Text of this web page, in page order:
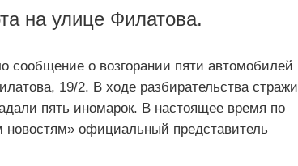
на улице Филатова.
сообщение о возгорании пяти автомобилей
19/2. В ходе разбирательства стражи
пять иномарок. В настоящее время по
новостям» официальный представитель